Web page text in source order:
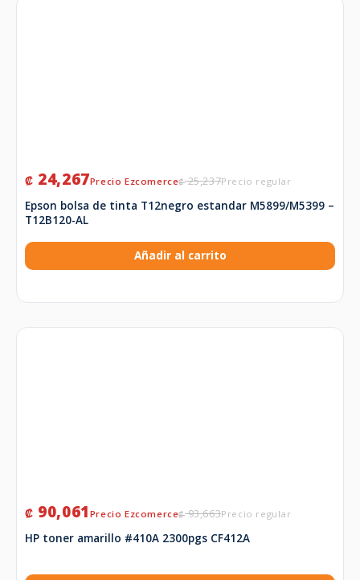
₡25,237
₡ 24,267
Epson bolsa de tinta T12negro estandar M5899/M5399 –
T12B120-AL
Añadir al carrito
₡93,663
₡ 90,061
HP toner amarillo #410A 2300pgs CF412A